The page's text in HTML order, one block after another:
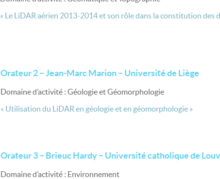
« Le LiDAR aérien 2013-2014 et son rôle dans la constitution des
Orateur 2 – Jean-Marc Marion – Université de Liège
Domaine d’activité : Géologie et Géomorphologie
« Utilisation du LiDAR en géologie et en géomorphologie »
Orateur 3 – Brieuc Hardy – Université catholique de
Domaine d’activité : Environnement